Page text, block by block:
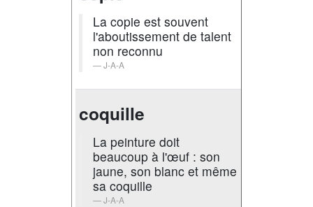
La copie est souvent
l'aboutissement de talent
non reconnu
J-A-A
coquille
La peinture doit
beaucoup à l'œuf : son
jaune, son blanc et même
sa coquille
J-A-A